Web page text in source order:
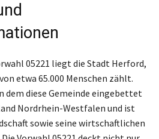
05221 liegt die Stadt Herford,
etwa 65.000 Menschen zählt.
dem diese Gemeinde eingebettet
Nordrhein-Westfalen und ist
sowie seine wirtschaftlichen